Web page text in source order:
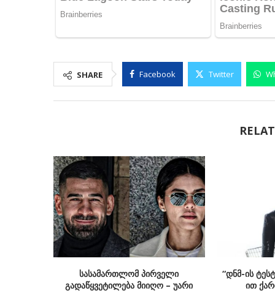
SHARE Facebook Twitter
სასამართლომ პირველი
გადაწყვეტილება მიიღო – უარი
“დნმ-ის
ით